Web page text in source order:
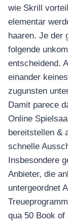
wie Skrill
elementar
haaren. Je der
folgende
entscheidend.
einander
zugunsten
Damit parece
Online
bereitstellen &
schnelle
Insbesondere
Anbieter, die
untergeordnet
qua 50 Book of